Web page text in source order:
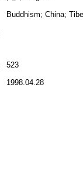
Buddhism; China;
523
1998.04.28